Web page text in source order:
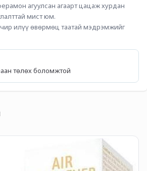
агуулсан агаарт цацаж хурдан
мист юм.
илүү өвөрмөц таатай мэдрэмжийг
төлөх боломжтой